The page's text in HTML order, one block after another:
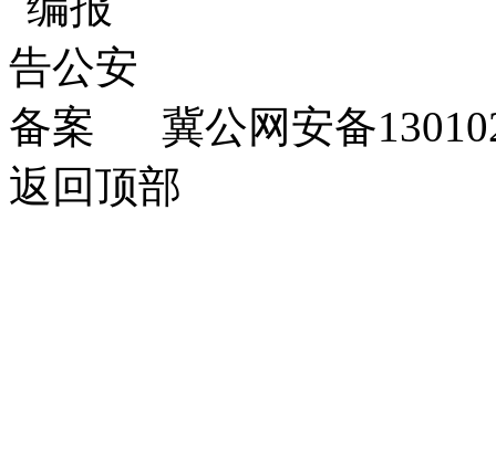
冀公网安备
返回顶部